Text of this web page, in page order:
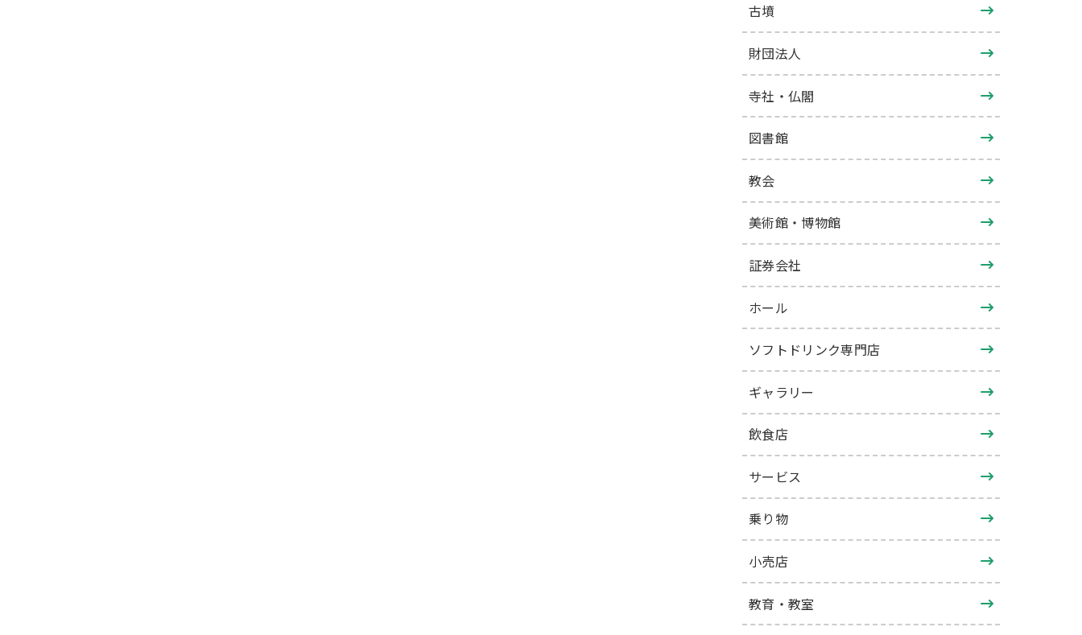
古墳
財団法人
寺社・仏閣
図書館
教会
美術館・博物館
証券会社
ホール
ソフトドリンク専門店
ギャラリー
飲食店
サービス
乗り物
小売店
教育・教室